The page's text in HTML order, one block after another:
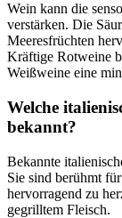
Wein kann die
verstärken. Die
Meeresfrüchten
Kräftige Rotweine
Weißweine eine
Welche
bekannt?
Bekannte
Sie sind berühmt
hervorragend zu
gegrilltem Fleisch.